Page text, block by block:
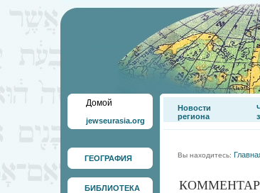
Домой
jewseurasia.org
ГЕОГРАФИЯ
БИБЛИОТЕКА
Новости
региона
Вы находитесь: